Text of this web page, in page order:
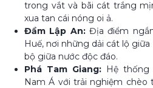
trong vắt và bãi cát trắng
xua tan cái nóng oi ả.
Đầm Lập An:Địa điểm
Huế, nơi những dải cát lộ
bộ giữa nước độc đáo.
Phá Tam Giang: Hệ
Nam Á với trải nghiệm chèo